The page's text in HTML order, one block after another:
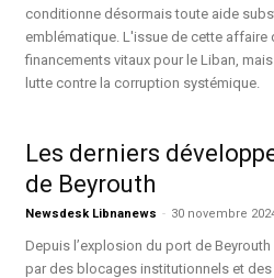
conditionne désormais toute aide
emblématique. L'issue de cette affaire
financements vitaux pour le Liban,
lutte contre la corruption systémique.
Les derniers
de Beyrouth
Newsdesk Libnanews - 30 novembre
Depuis l’explosion du port de
par des blocages institutionnels et